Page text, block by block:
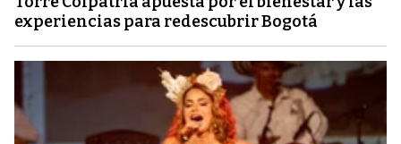
experiencias para redescubrir Bogotá